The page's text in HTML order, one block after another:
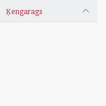
Ķengarags